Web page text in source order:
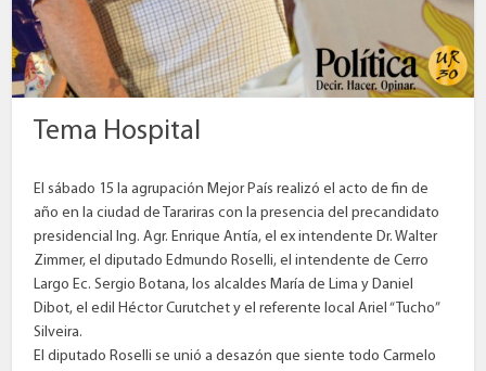
Tema Hospital
El sábado 15 la agrupación Mejor País realizó el acto de fin de
año en la ciudad de Tarariras con la presencia del precandidato
presidencial Ing. Agr. Enrique Antía, el ex intendente Dr. Walter
Zimmer, el diputado Edmundo Roselli, el intendente de Cerro
Largo Ec. Sergio Botana, los alcaldes María de Lima y Daniel
Dibot, el edil Héctor Curutchet y el referente local Ariel “Tucho”
Silveira.
El diputado Roselli se unió a desazón que siente todo Carmelo